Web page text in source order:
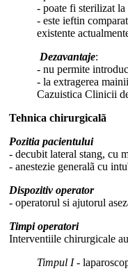
- poate fi sterilizat
- este ieftin
existente
Dezavantaje:
- nu permite
- la extragerea
Cazuistica Clinicii
Tehnica chirurgicalã
Pozitia pacientului
- decubit lateral stang, cu
- anestezie generalã cu
Dispozitiv operator
- operatorul si ajutorul
Timpi operatori
Interventiile chirurgicale
Timpul I-